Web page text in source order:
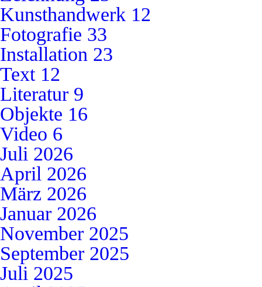
Kunsthandwerk 12
Fotografie 33
Installation 23
Text 12
Literatur 9
Objekte 16
Video 6
Juli 2026
April 2026
März 2026
Januar 2026
November 2025
September 2025
Juli 2025